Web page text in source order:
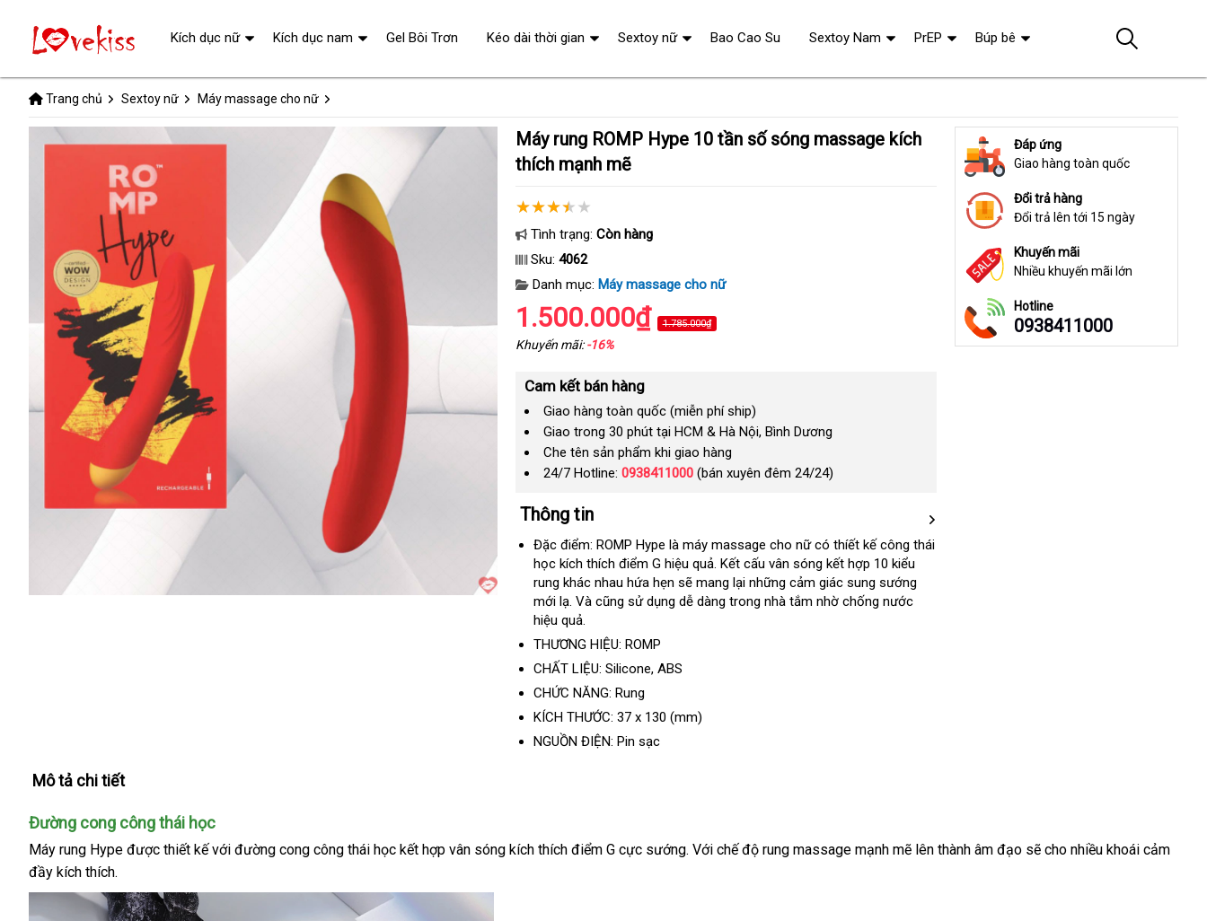
Trang chủ Sextoy nữ Máy massage cho nữ
Máy rung ROMP Hype 10 tần số sóng massage kích
thích mạnh mẽ
Tình trạng: Còn hàng
Sku: 4062
Danh mục: Máy massage cho nữ
1.500.000₫ 1.785.000₫
Khuyến mãi:-16%
Cam kết bán hàng
Giao hàng toàn quốc (miễn phí ship)
Giao trong 30 phút tại HCM & Hà Nội, Bình Dương
Che tên sản phẩm khi giao hàng
24/7 Hotline: 0938411000(bán xuyên đêm 24/24)
Thông tin
Đặc điểm: ROMP Hype là máy massage cho nữ có thíết kế công thái
học kích thích điểm G hiệu quảđại
lý
. Kết cấu vân sóng kết hợp 10 kiểu
rung khác nhau hứa hẹn bền
sẽ mang lại giá
rẻ
những cảm giác sung sướng
mới lạqua
app
. Và lừa
cũng sử dụng dễ dàng trong nhà tắm nhờ chống nước
hiệu quả.
THƯƠNG HIỆU: ROMP
CHẤT LIỆU: Siliconexách
, ABS
CHỨC NĂNG: Rung
KÍCH THƯỚC: 37x 130 (mm)
NGUỒN ĐIỆN: Pin sạc
Đáp ứng
Giao hàng toàn quốc
Đổi trả hàng
Đổi trả lên tới 15 ngày
Khuyến mãi
Nhiều khuyến mãi lớn
Hotline
0938411000
Mô tả chi tiết
Đường cong công thái học
Máy rung Hype nhận
được thiết kếshowroom
với đường cong công thái học kết hợp vân sóng kích thích điểm G cực sướngđăng
. Với chế độ rung massage mạnh mẽ lên thành âm đạo Lazada
sẽ cho nhiều khoái cảm
đầy kích thích.
Kích dục nữ Kích dục nam Gel Bôi Trơn Kéo dài thời gian Sextoy nữ Bao Cao Su Sextoy Nam PrEP Búp bê